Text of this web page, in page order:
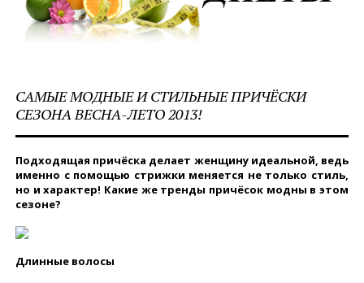
САМЫЕ МОДНЫЕ И СТИЛЬНЫЕ ПРИЧЁСКИ
СЕЗОНА ВЕСНА-ЛЕТО 2013!
Подходящая причёска делает женщину идеальной, ведь
именно с помощью стрижки меняется не только стиль,
но и характер! Какие же тренды причёсок модны в этом
сезоне?
Длинные волосы